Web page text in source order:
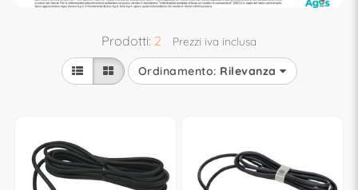
Prodotti: 2 Prezzi iva inclusa
Ordinamento: Rilevanza